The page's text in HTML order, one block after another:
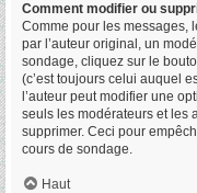
Comment modifier ou
Comme pour les messages,
par l’auteur original, un
sondage, cliquez sur le
(c’est toujours celui auquel
l’auteur peut modifier une
seuls les modérateurs et les
supprimer. Ceci pour
cours de sondage.
Haut